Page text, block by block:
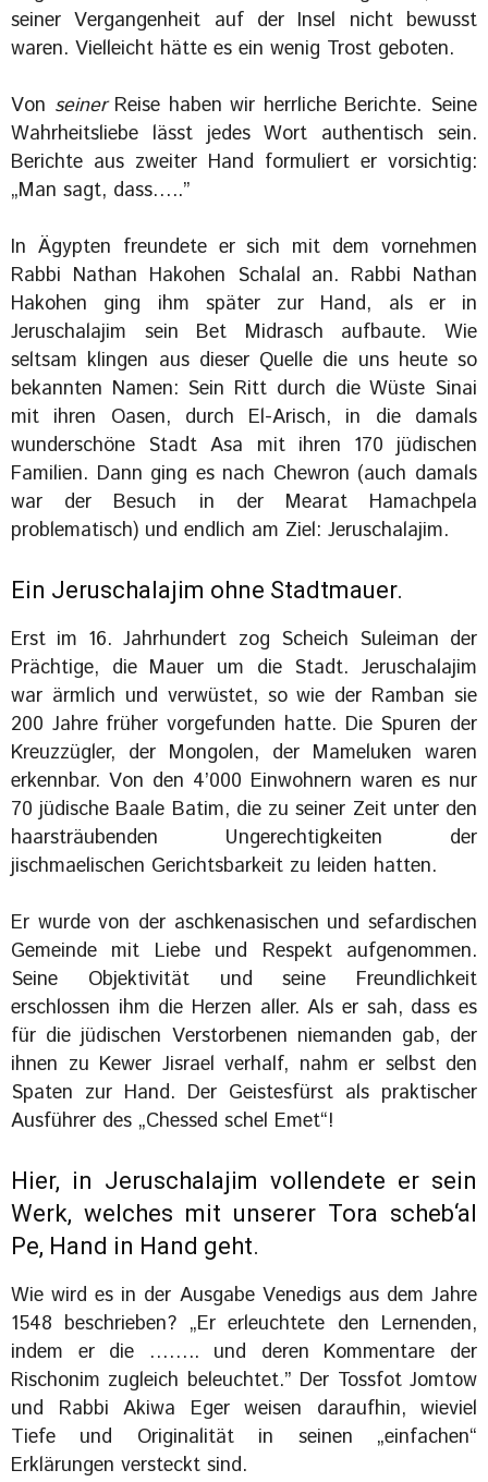
seiner Vergangenheit auf der Insel nicht bewusst
waren. Vielleicht hätte es ein wenig Trost geboten.
Von seinerReise haben wir herrliche Berichte. Seine
Wahrheitsliebe lässt jedes Wort authentisch sein.
Berichte aus zweiter Hand formuliert er vorsichtig:
„Man sagt, dass…..”
In Ägypten freundete er sich mit dem vornehmen
Rabbi Nathan Hakohen Schalal an. Rabbi Nathan
Hakohen ging ihm später zur Hand, als er in
Jeruschalajim sein Bet Midrasch aufbaute. Wie
seltsam klingen aus dieser Quelle die uns heute so
bekannten Namen: Sein Ritt durch die Wüste Sinai
mit ihren Oasen, durch El-Arisch, in die damals
wunderschöne Stadt Asa mit ihren 170 jüdischen
Familien. Dann ging es nach Chewron (auch damals
war der Besuch in der Mearat Hamachpela
problematisch) und endlich am Ziel: Jeruschalajim.
Ein Jeruschalajim ohne Stadtmauer.
Erst im 16. Jahrhundert zog Scheich Suleiman der
Prächtige, die Mauer um die Stadt. Jeruschalajim
war ärmlich und verwüstet, so wie der Ramban sie
200 Jahre früher vorgefunden hatte. Die Spuren der
Kreuzzügler, der Mongolen, der Mameluken waren
erkennbar. Von den 4’000 Einwohnern waren es nur
70 jüdische Baale Batim, die zu seiner Zeit unter den
haarsträubenden Ungerechtigkeiten der
jischmaelischen Gerichtsbarkeit zu leiden hatten.
Er wurde von der aschkenasischen und sefardischen
Gemeinde mit Liebe und Respekt aufgenommen.
Seine Objektivität und seine Freundlichkeit
erschlossen ihm die Herzen aller. Als er sah, dass es
für die jüdischen Verstorbenen niemanden gab, der
ihnen zu Kewer Jisrael verhalf, nahm er selbst den
Spaten zur Hand. Der Geistesfürst als praktischer
Ausführer des „Chessed schel Emet“!
Hier, in Jeruschalajim vollendete er sein
Werk, welches mit unserer Tora scheb‘al
Pe, Hand in Hand geht.
Wie wird es in der Ausgabe Venedigs aus dem Jahre
1548 beschrieben? „Er erleuchtete den Lernenden,
indem er die …….. und deren Kommentare der
Rischonim zugleich beleuchtet.” Der Tossfot Jomtow
und Rabbi Akiwa Eger weisen daraufhin, wieviel
Tiefe und Originalität in seinen „einfachen“
Erklärungen versteckt sind.